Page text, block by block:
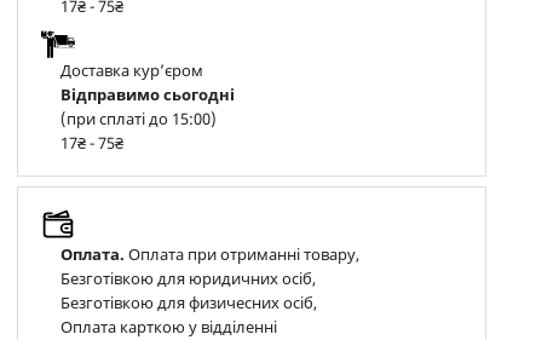
17₴ - 75₴
Доставка курʼєром
Відправимо сьогодні
(при сплаті до 15:00)
17₴ - 75₴
Оплата. Оплата при отриманні товару,
Безготівкою для юридичних осіб,
Безготівкою для физичесних осіб,
Оплата карткою у відділенні